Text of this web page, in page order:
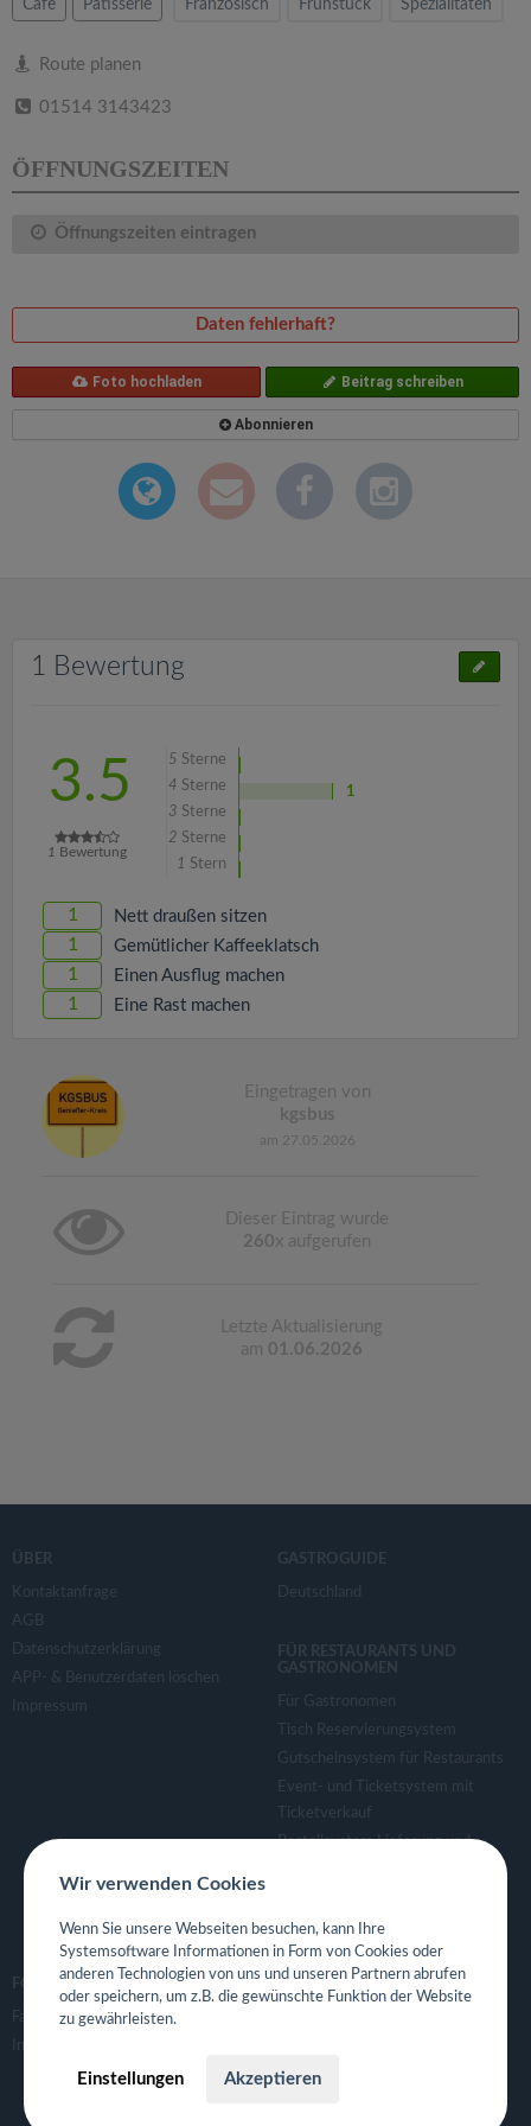
Cafe Patisserie Französisch Frühstück Spezialitäten
Route planen
01514 3143423
ÖFFNUNGSZEITEN
Öffnungszeiten eintragen
Daten fehlerhaft?
Foto hochladen Beitrag schreiben
Abonnieren
1 Bewertung
3.5
1 Bewertung
5 Sterne
4 Sterne
1
3 Sterne
2 Sterne
1 Stern
1 Nett draußen sitzen
1 Gemütlicher Kaffeeklatsch
1 Einen Ausflug machen
1 Eine Rast machen
Eingetragen von
kgsbus
am 27.05.2026
Dieser Eintrag wurde
260x aufgerufen
Letzte Aktualisierung
am 01.06.2026
ÜBER
Kontaktanfrage
AGB
Datenschutzerklärung
APP- & Benutzerdaten löschen
Impressum
GASTROGUIDE
Deutschland
FÜR RESTAURANTS UND
GASTRONOMEN
Für Gastronomen
Tisch Reservierungsystem
Gutscheinsystem für Restaurants
Event- und Ticketsystem mit
Ticketverkauf
Bestellsystem Lieferung und
Eigene App für Restaurant
FOLGE UNS
Facebook
Instagram
Wir verwenden Cookies
Wenn Sie unsere Webseiten besuchen, kann Ihre
Systemsoftware Informationen in Form von Cookies oder
anderen Technologien von uns und unseren Partnern abrufen
oder speichern, um z.B. die gewünschte Funktion der Website
zu gewährleisten.
Einstellungen Akzeptieren
i
a